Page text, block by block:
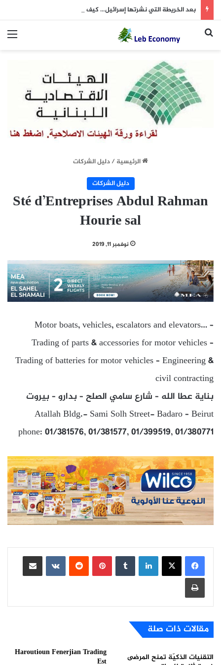
بعد الخريطة التي نشرتها إسرائيل… كيف علّق “الحزب”؟
بحث عن
الرئيسية/دليل الشركات
دليل الشركات
Sté d’Entreprises Abdul Rahman
Hourie sal
نوفمبر 11, 2019
Motor boats, vehicles, escalators and elevators… –
Trading of parts & accessories for motor vehicles –
Trading of batteries for motor vehicles – Engineering &
civil contracting
بناية عطا الله – شارع سامي الصلح – بدارو – بيروت
Atallah Bldg.- Sami Solh Street- Badaro – Beirut
phone: 01/381576, 01/381577, 01/399519, 01/380771
لينكدإن بينتيريست
مشاركة عبر البريد
طباعة
مقالات ذات صلة
التقنيات الذكيّة تمنح المرضى
Haroutioun Fenerjian Trading
Est